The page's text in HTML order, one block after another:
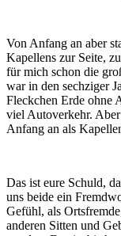
Von Anfang an aber
Kapellens zur Seite,
für mich schon die
war in den sechziger
Fleckchen Erde ohne
viel Autoverkehr.
Anfang an als
Das ist eure Schuld,
uns beide ein
Gefühl, als
anderen Sitten und